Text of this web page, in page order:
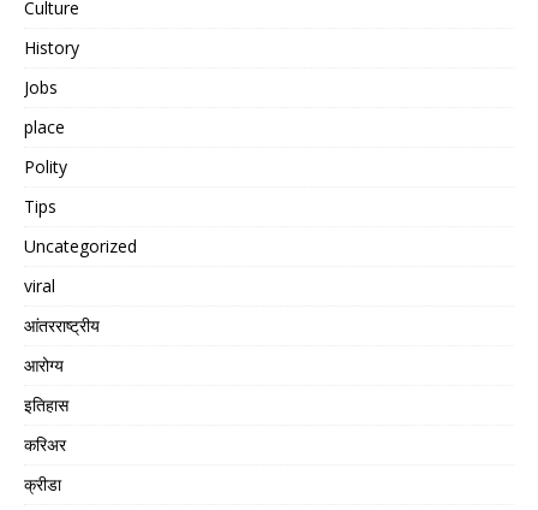
Culture
History
Jobs
place
Polity
Tips
Uncategorized
viral
आंतरराष्ट्रीय
आरोग्य
इतिहास
करिअर
क्रीडा